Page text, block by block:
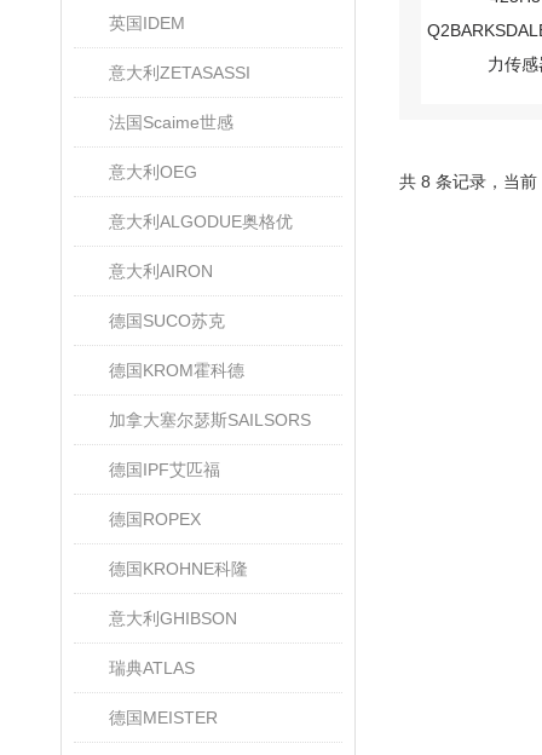
英国IDEM
意大利ZETASASSI
法国Scaime世感
意大利OEG
意大利ALGODUE奥格优
意大利AIRON
德国SUCO苏克
德国KROM霍科德
加拿大塞尔瑟斯SAILSORS
德国IPF艾匹福
德国ROPEX
德国KROHNE科隆
意大利GHIBSON
瑞典ATLAS
德国MEISTER
共 8 条记录，当